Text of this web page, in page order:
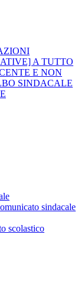
A TUTTO
E NON
SINDACALE
sindacale
scolastico